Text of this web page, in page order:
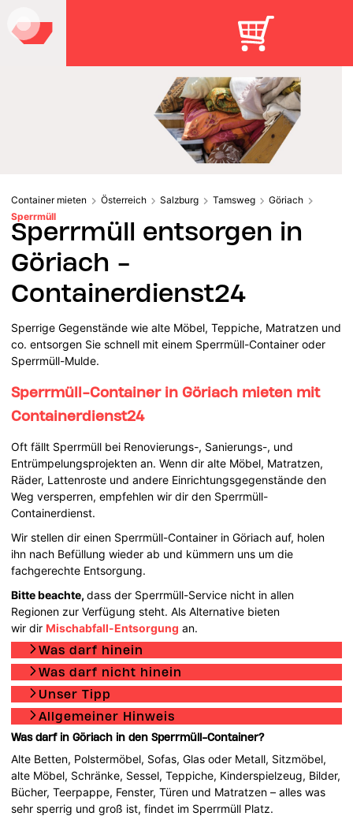
Container mieten Österreich Salzburg Tamsweg
Göriach
Sperrmüll
Sperrmüll entsorgen in
Göriach -
Containerdienst24
Sperrige Gegenstände wie alte Möbel, Teppiche, Matratzen und
co. entsorgen Sie schnell mit einem Sperrmüll-Container oder
Sperrmüll-Mulde.
Sperrmüll-Container in Göriach mieten mit
Containerdienst24
Oft fällt Sperrmüll bei Renovierungs-, Sanierungs-, und
Entrümpelungsprojekten an. Wenn dir alte Möbel, Matratzen,
Räder, Lattenroste und andere Einrichtungsgegenstände den
Weg versperren, empfehlen wir dir den Sperrmüll-
Containerdienst.
Wir stellen dir einen Sperrmüll-Container in Göriach auf, holen
ihn nach Befüllung wieder ab und kümmern uns um die
fachgerechte Entsorgung.
Bitte beachte,dass der Sperrmüll-Service nicht in allen
Regionen zur Verfügung steht. Als Alternative bieten
wir dir Mischabfall-Entsorgung an.
Was darf hinein
Was darf nicht hinein
Unser Tipp
Allgemeiner Hinweis
Was darf in Göriach in den Sperrmüll-Container?
Alte Betten, Polstermöbel, Sofas, Glas oder Metall, Sitzmöbel,
alte Möbel, Schränke, Sessel, Teppiche, Kinderspielzeug, Bilder,
Bücher, Teerpappe, Fenster, Türen und Matratzen – alles was
sehr sperrig und groß ist, findet im Sperrmüll Platz.